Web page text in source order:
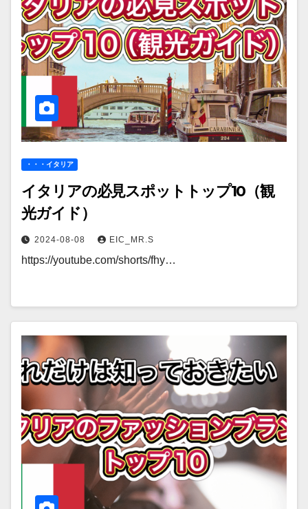
・・・イタリア
イタリアの必見スポットトップ10（観
光ガイド）
2024-08-08 EIC_MR.S
https://youtube.com/shorts/fhy…